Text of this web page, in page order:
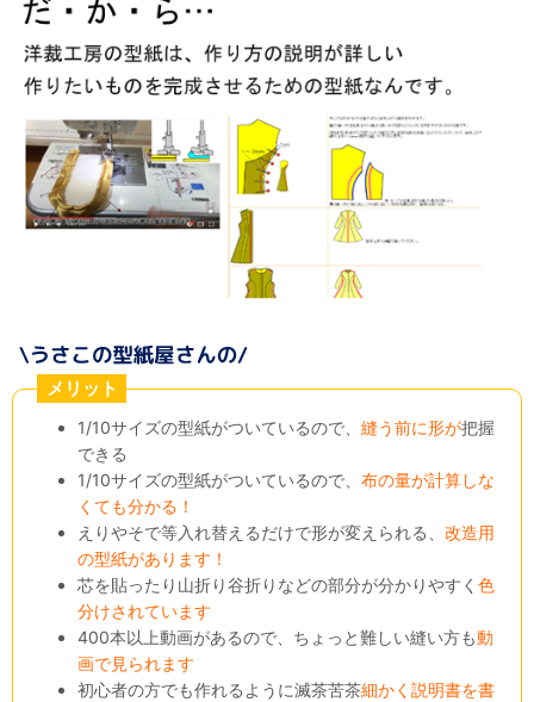
メリット
1/10サイズの型紙がついているので、縫う前に形が把握
できる
1/10サイズの型紙がついているので、布の量が計算しな
くても分かる！
えりやそで等入れ替えるだけで形が変えられる、改造用
の型紙があります！
芯を貼ったり山折り谷折りなどの部分が分かりやすく色
分けされています
400本以上動画があるので、ちょっと難しい縫い方も動
画で見られます
初心者の方でも作れるように滅茶苦茶細かく説明書を書